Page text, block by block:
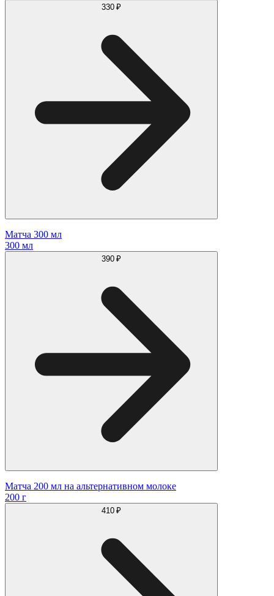
330 ₽
Матча 300 мл
300 мл
390 ₽
Матча 200 мл на альтернативном молоке
200 г
410 ₽